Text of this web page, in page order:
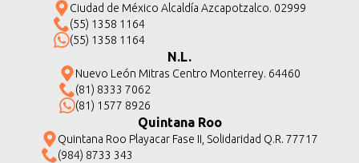
Ciudad de México Alcaldía Azcapotzalco. 02999
(55) 1358 1164
(55) 1358 1164
N.L.
Nuevo León Mitras Centro Monterrey. 64460
(81) 8333 7062
(81) 1577 8926
Quintana Roo
Quintana Roo Playacar Fase II, Solidaridad Q.R. 77717
(984) 8733 343